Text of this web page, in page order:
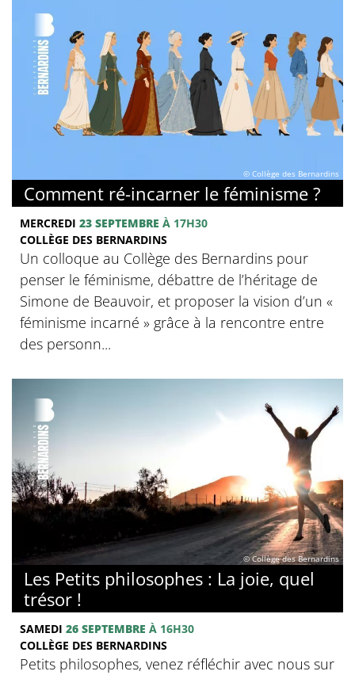
© Collège des Bernardins
Comment ré-incarner le féminisme ?
MERCREDI 23 SEPTEMBRE À 17H30
COLLÈGE DES BERNARDINS
Un colloque au Collège des Bernardins pour
penser le féminisme, débattre de l’héritage de
Simone de Beauvoir, et proposer la vision d’un «
féminisme incarné » grâce à la rencontre entre
des personn...
© Collège des Bernardins
Les Petits philosophes : La joie, quel
trésor !
SAMEDI 26 SEPTEMBRE À 16H30
COLLÈGE DES BERNARDINS
Petits philosophes, venez réfléchir avec nous sur